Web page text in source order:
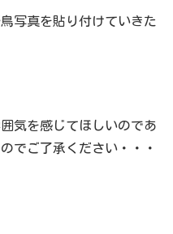
写真を貼り付けていきた
気を感じてほしいのであ
でご了承ください・・・